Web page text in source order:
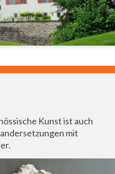
Kunst ist auch
mit